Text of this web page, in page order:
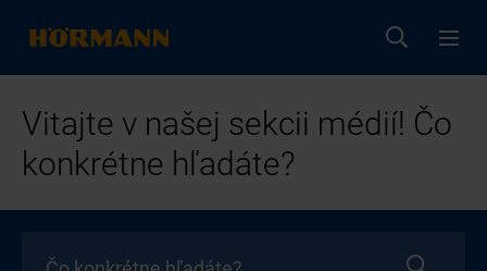
Vitajte v našej sekcii médií! Čo
konkrétne hľadáte?